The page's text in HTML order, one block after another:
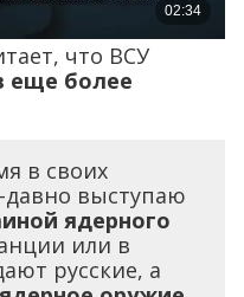
что ВСУ
еще более
в своих
выступаю
ядерного
или в
русские, а